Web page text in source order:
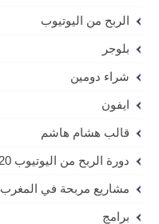
الربح من اليوتيوب
بلوجر
شراء دومين
ايفون
قالب هشام هاشم
دورة الربح من اليوتيوب 2020
مشاريع مربحة في المغرب
برامج